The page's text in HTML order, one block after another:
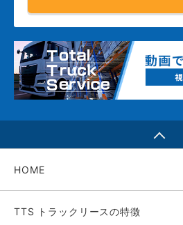
HOME
TTS トラックリースの特徴